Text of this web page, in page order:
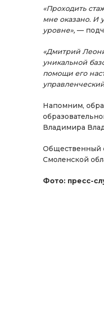
«Проходить
мне оказано. И
уровне», —
«Дмитрий
уникальной
помощи его
Напомним,
Владимира
Общественный
Смоленской
Фото: пресс-